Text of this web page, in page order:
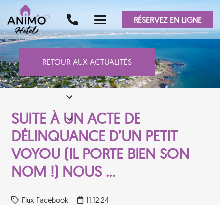
RÉSERVEZ EN LIGNE
RETOUR AUX ACTUALITÉS
SUITE À UN ACTE DE
DÉLINQUANCE D’UN PETIT
VOYOU (IL PORTE BIEN SON
NOM !) NOUS …
Flux Facebook 11.12.24